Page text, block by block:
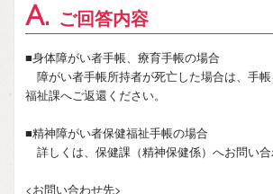
A. ご回答内容
■身体障がい者手帳、療育手帳の場合
障がい者手帳所持者が死亡した場合は、手
福祉課へご返還ください。
■精神障がい者保健福祉手帳の場合
詳しくは、保健課（精神保健係）へお問い合
<お問い合わせ先>